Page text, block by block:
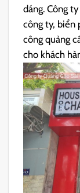
dáng. Công
công ty, biển
công quảng
cho khách